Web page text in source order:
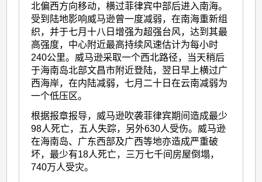
北偏西方向移动，横过菲律宾中部后进入南海。
受到陆地影响威马逊曾一度减弱，在南海重新组
织，并于七月十八日增强为超强台风，达到其最
高强度，中心附近最高持续风速估计为每小时
240公里。威马逊采取一个西北路径，当天稍后
于海南岛北部文昌市附近登陆，翌日早上横过广
西海岸，在内陆减弱，七月二十日在云南减弱为
一个低压区。
根据报章报导，威马逊吹袭菲律宾期间造成最少
98人死亡，五人失踪，另外630人受伤。威马逊
在海南岛、广东西部及广西等地亦造成严重破
坏，最少有18人死亡，三万七千间房屋倒塌，
740万人受灾。